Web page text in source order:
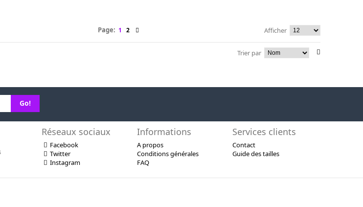
Afficher
Page: 1 2
Trier par
Go!
Réseaux sociaux Informations Services clients
Facebook
Twitter
Instagram
A propos
Conditions générales
FAQ
Contact
Guide des tailles